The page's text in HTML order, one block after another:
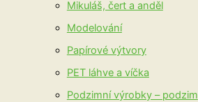
Mikuláš, čert a anděl
Modelování
Papírové výtvory
PET láhve a víčka
Podzimní výrobky – podzim